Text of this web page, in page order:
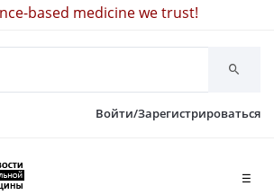
based medicine we trust!
Войти/Зарегистрироваться
☰